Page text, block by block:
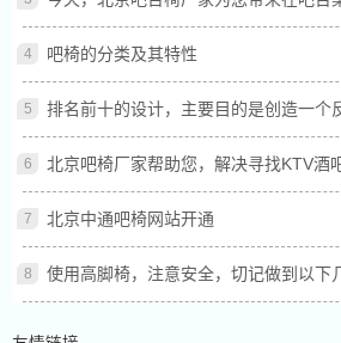
吧椅的分类及其特性
北京中通吧椅网站开通
使用高脚椅，注意安全，切记做到以下